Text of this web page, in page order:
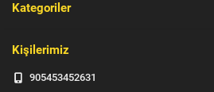
Kategoriler
Kişilerimiz
905453452631